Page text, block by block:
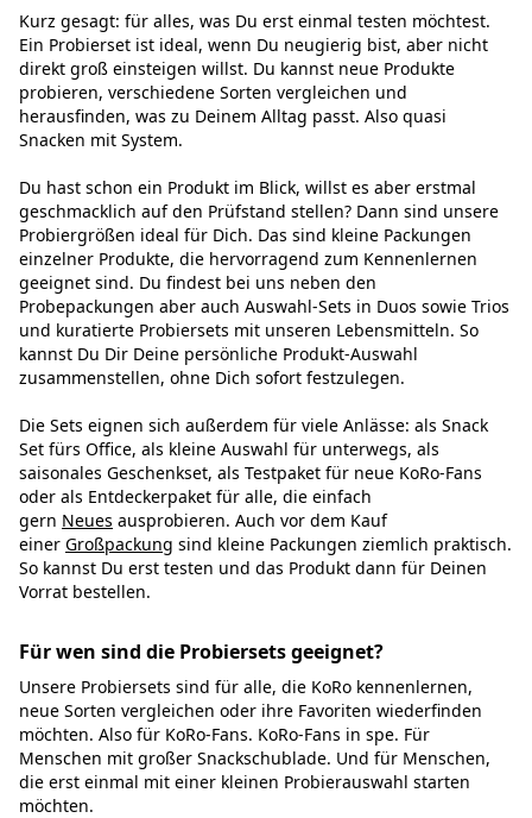
Kurz gesagt: für alles, was Du erst einmal testen möchtest.
Ein Probierset ist ideal, wenn Du neugierig bist, aber nicht
direkt groß einsteigen willst. Du kannst neue Produkte
probieren, verschiedene Sorten vergleichen und
herausfinden, was zu Deinem Alltag passt. Also quasi
Snacken mit System.
Du hast schon ein Produkt im Blick, willst es aber erstmal
geschmacklich auf den Prüfstand stellen? Dann sind unsere
Probiergrößen ideal für Dich. Das sind kleine Packungen
einzelner Produkte, die hervorragend zum Kennenlernen
geeignet sind. Du findest bei uns neben den
Probepackungen aber auch Auswahl-Sets in Duos sowie Trios
und kuratierte Probiersets mit unseren Lebensmitteln. So
kannst Du Dir Deine persönliche Produkt-Auswahl
zusammenstellen, ohne Dich sofort festzulegen.
Die Sets eignen sich außerdem für viele Anlässe: als Snack
Set fürs Office, als kleine Auswahl für unterwegs, als
saisonales Geschenkset, als Testpaket für neue KoRo-Fans
oder als Entdeckerpaket für alle, die einfach
gern Neues ausprobieren. Auch vor dem Kauf
einer Großpackung sind kleine Packungen ziemlich praktisch.
So kannst Du erst testen und das Produkt dann für Deinen
Vorrat bestellen.
Für wen sind die Probiersets geeignet?
Unsere Probiersets sind für alle, die KoRo kennenlernen,
neue Sorten vergleichen oder ihre Favoriten wiederfinden
möchten. Also für KoRo-Fans. KoRo-Fans in spe. Für
Menschen mit großer Snackschublade. Und für Menschen,
die erst einmal mit einer kleinen Probierauswahl starten
möchten.